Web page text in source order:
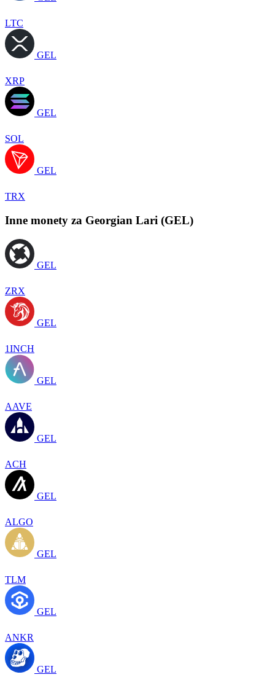
LTC
GEL
XRP
GEL
SOL
GEL
TRX
Inne monety za Georgian Lari (GEL)
GEL
ZRX
GEL
1INCH
GEL
AAVE
GEL
ACH
GEL
ALGO
GEL
TLM
GEL
ANKR
GEL